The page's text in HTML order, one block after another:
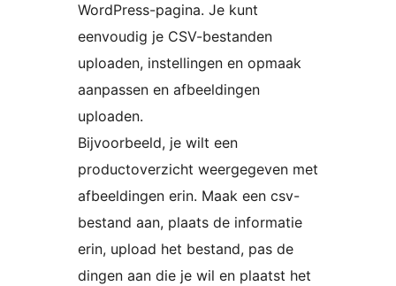
WordPress-pagina. Je kunt
eenvoudig je CSV-bestanden
uploaden, instellingen en opmaak
aanpassen en afbeeldingen
uploaden.
Bijvoorbeeld, je wilt een
productoverzicht weergegeven met
afbeeldingen erin. Maak een csv-
bestand aan, plaats de informatie
erin, upload het bestand, pas de
dingen aan die je wil en plaatst het